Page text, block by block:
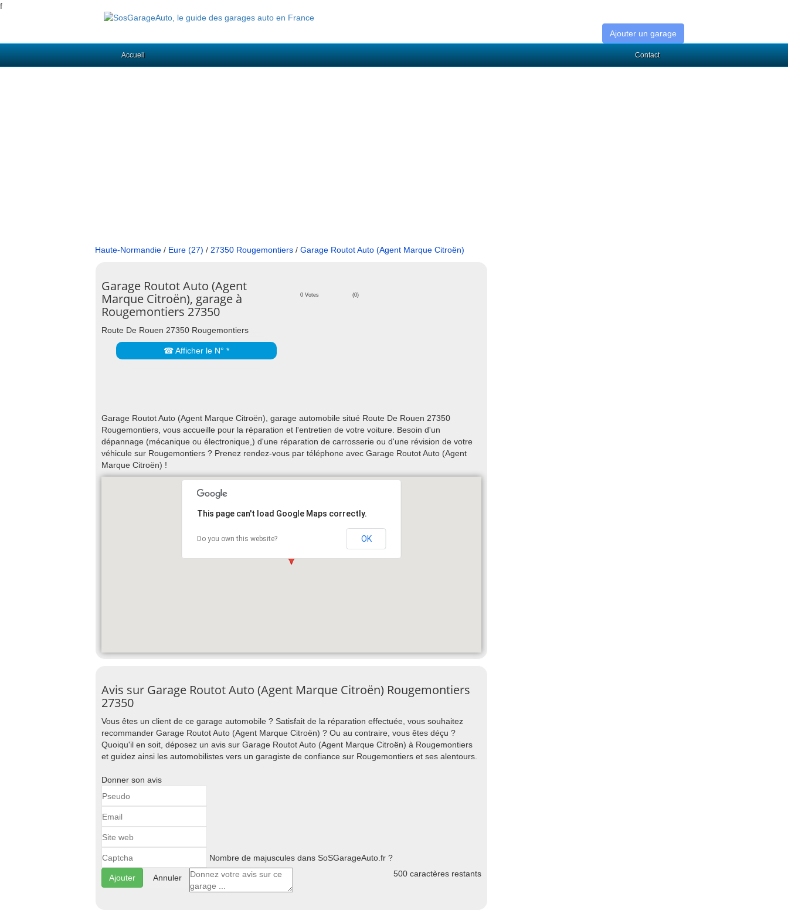
f
Ajouter un garage
Accueil Contact
Haute-Normandie / Eure (27) / 27350 Rougemontiers / Garage Routot Auto (Agent Marque Citroën)
Garage Routot Auto (Agent
Marque Citroën), garage à
Rougemontiers 27350
0 Votes (0)
Route De Rouen 27350 Rougemontiers
☎ Afficher le N° *
Garage Routot Auto (Agent Marque Citroën), garage automobile situé Route De Rouen 27350
Rougemontiers, vous accueille pour la réparation et l'entretien de votre voiture. Besoin d'un
dépannage (mécanique ou électronique,) d'une réparation de carrosserie ou d'une révision de votre
véhicule sur Rougemontiers ? Prenez rendez-vous par téléphone avec Garage Routot Auto (Agent
Marque Citroën) !
This page can't load Google Maps correctly.
Do you own this website? OK
Avis sur Garage Routot Auto (Agent Marque Citroën) Rougemontiers
27350
Vous êtes un client de ce garage automobile ? Satisfait de la réparation effectuée, vous souhaitez
recommander Garage Routot Auto (Agent Marque Citroën) ? Ou au contraire, vous êtes déçu ?
Quoiqu'il en soit, déposez un avis sur Garage Routot Auto (Agent Marque Citroën) à Rougemontiers
et guidez ainsi les automobilistes vers un garagiste de confiance sur Rougemontiers et ses alentours.
Donner son avis
Nombre de majuscules dans SoSGarageAuto.fr ?
Annuler 500 caractères restants